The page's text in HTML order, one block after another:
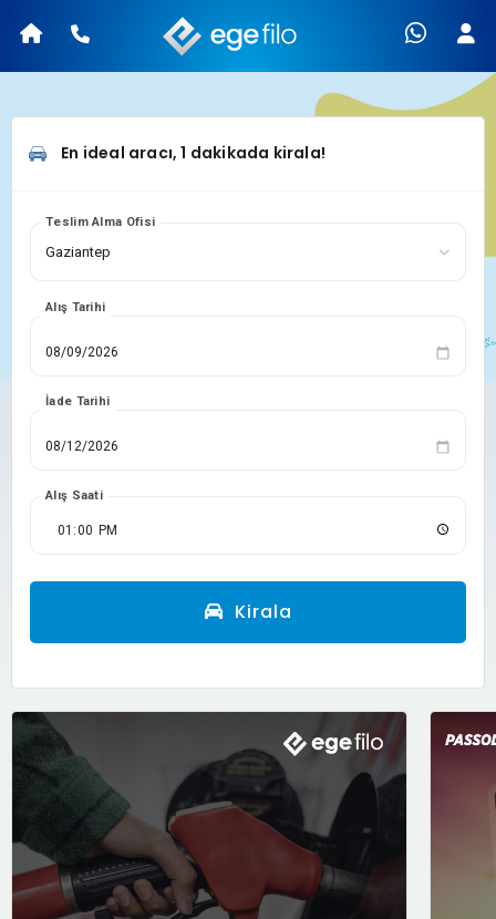
En ideal aracı, 1 dakikada kirala!
Teslim Alma Ofisi
Alış Tarihi
İade Tarihi
Alış Saati
Kirala